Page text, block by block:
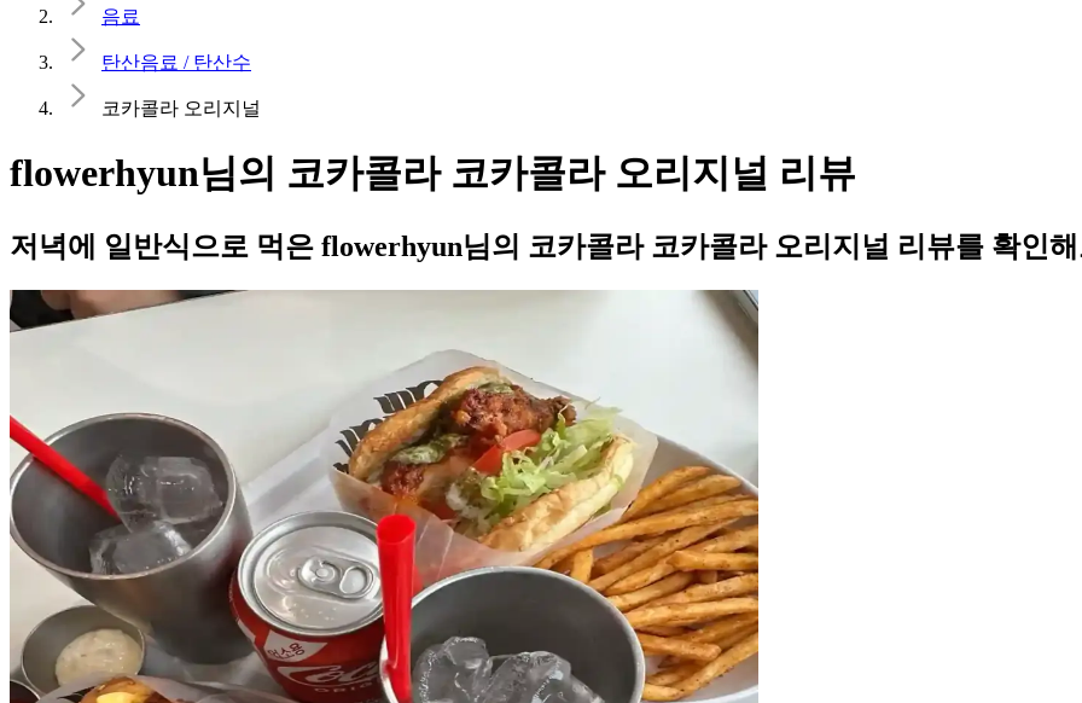
음료
탄산음료 / 탄산수
코카콜라 오리지널
flowerhyun님의 코카콜라 코카콜라 오리지널 리뷰
저녁에 일반식으로 먹은 flowerhyun님의 코카콜라 코카콜라 오리지널 리뷰를 확인